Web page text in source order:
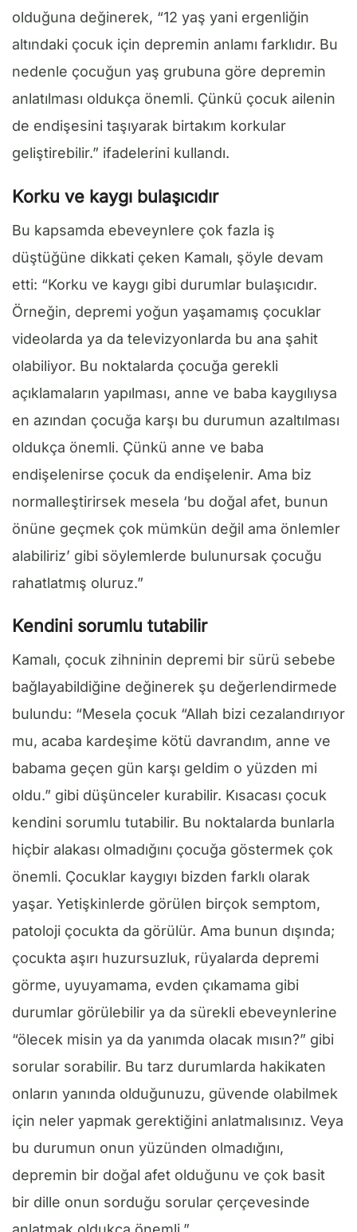
olduğuna değinerek, “12 yaş yani ergenliğin
altındaki çocuk için depremin anlamı farklıdır. Bu
nedenle çocuğun yaş grubuna göre depremin
anlatılması oldukça önemli. Çünkü çocuk ailenin
de endişesini taşıyarak birtakım korkular
geliştirebilir.” ifadelerini kullandı.
Korku ve kaygı bulaşıcıdır
Bu kapsamda ebeveynlere çok fazla iş
düştüğüne dikkati çeken Kamalı, şöyle devam
etti: “Korku ve kaygı gibi durumlar bulaşıcıdır.
Örneğin, depremi yoğun yaşamamış çocuklar
videolarda ya da televizyonlarda bu ana şahit
olabiliyor. Bu noktalarda çocuğa gerekli
açıklamaların yapılması, anne ve baba kaygılıysa
en azından çocuğa karşı bu durumun azaltılması
oldukça önemli. Çünkü anne ve baba
endişelenirse çocuk da endişelenir. Ama biz
normalleştirirsek mesela ‘bu doğal afet, bunun
önüne geçmek çok mümkün değil ama önlemler
alabiliriz’ gibi söylemlerde bulunursak çocuğu
rahatlatmış oluruz.”
Kendini sorumlu tutabilir
Kamalı, çocuk zihninin depremi bir sürü sebebe
bağlayabildiğine değinerek şu değerlendirmede
bulundu: “Mesela çocuk “Allah bizi cezalandırıyor
mu, acaba kardeşime kötü davrandım, anne ve
babama geçen gün karşı geldim o yüzden mi
oldu.” gibi düşünceler kurabilir. Kısacası çocuk
kendini sorumlu tutabilir. Bu noktalarda bunlarla
hiçbir alakası olmadığını çocuğa göstermek çok
önemli. Çocuklar kaygıyı bizden farklı olarak
yaşar. Yetişkinlerde görülen birçok semptom,
patoloji çocukta da görülür. Ama bunun dışında;
çocukta aşırı huzursuzluk, rüyalarda depremi
görme, uyuyamama, evden çıkamama gibi
durumlar görülebilir ya da sürekli ebeveynlerine
“ölecek misin ya da yanımda olacak mısın?” gibi
sorular sorabilir. Bu tarz durumlarda hakikaten
onların yanında olduğunuzu, güvende olabilmek
için neler yapmak gerektiğini anlatmalısınız. Veya
bu durumun onun yüzünden olmadığını,
depremin bir doğal afet olduğunu ve çok basit
bir dille onun sorduğu sorular çerçevesinde